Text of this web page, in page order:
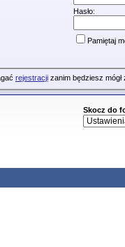
Hasło:
Pamiętaj
rejestracji zanim będziesz
Skocz do